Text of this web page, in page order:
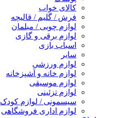
کالای خواب
فرش / گلیم / قالیچه
لوازم چوبی / مبلمان
لوازم برقی و گازی
اسباب بازی
سایر
لوازم ورزشی
لوازم خانه و آشپزخانه
لوازم موسیقی
لوازم تزئینی
سیسمونی / لوازم کودک
لوازم اداری فروشگاهی